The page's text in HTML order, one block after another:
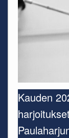
Kauden